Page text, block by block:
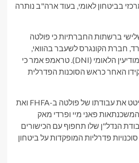
בביטחון לאומי, בעוד ארה"ב נותרה
ברשתות החברתיות כי פולטה
חברת הקונגרס לשעבר בהוואי,
ששימשה כמנהלת המודיעין הלאומי (DNI). טראמפ אמר כי
האחר כראש הסוכנות הפדרלית
הנשיא הרפובליקני ציטט את עבודתו של פולטה ב-FHFA ואת
המשכנתאות פאני מיי ופרדי מאק
הנדל"ן שלו תחפוף עם הכישורים
הדרושים לתיאום 18 סוכנויות פדרליות המופקדות על ביטחון